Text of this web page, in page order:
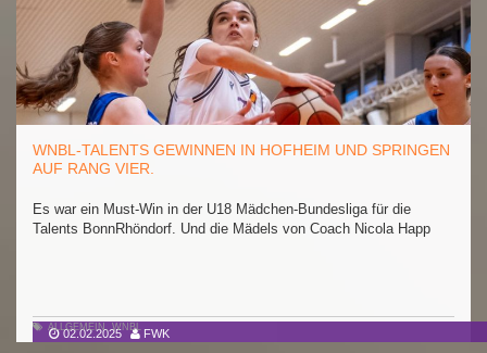
02.02.2025 FWK
WNBL-TALENTS GEWINNEN IN HOFHEIM UND SPRINGEN
AUF RANG VIER.
Es war ein Must-Win in der U18 Mädchen-Bundesliga für die
Talents BonnRhöndorf. Und die Mädels von Coach Nicola Happ
ALLGEMEIN,WNBL